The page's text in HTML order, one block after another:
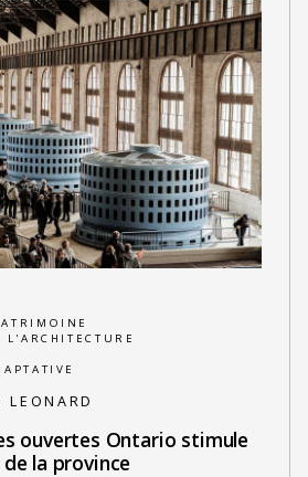
LEONARD
ouvertes Ontario stimule
la province